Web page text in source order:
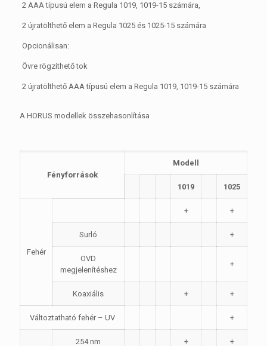
2 AAA típusú elem a Regula 1019, 1019-15 számára,
2 újratölthető elem a Regula 1025 és 1025-15 számára
Opcionálisan:
Övre rögzíthető tok
2 újratölthető AAA típusú elem a Regula 1019, 1019-15 számára
A HORUS modellek összehasonlítása
Fényforrások
Modell
1019 1025
Fehér
+ +
Surló +
OVD
megjelenítéshez
+
Koaxiális + +
Változtatható fehér – UV +
254 nm + +